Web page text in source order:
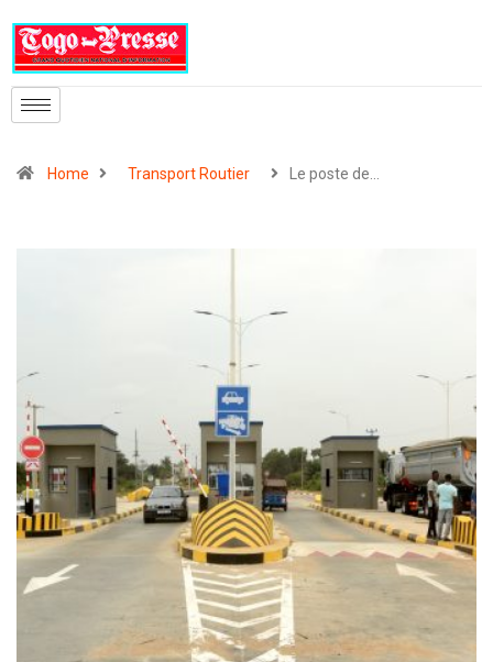
Home Transport Routier Le poste de…